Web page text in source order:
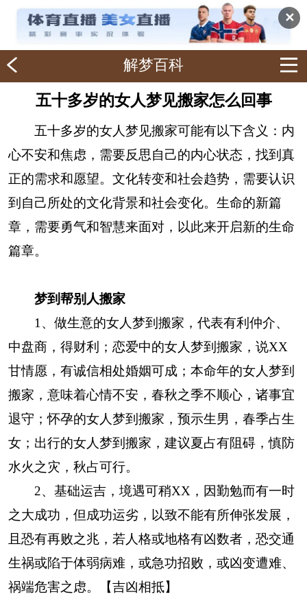
✕
解梦百科
五十多岁的女人梦见搬家怎么回事
五十多岁的女人梦见搬家可能有以下含义：内
心不安和焦虑，需要反思自己的内心状态，找到真
正的需求和愿望。文化转变和社会趋势，需要认识
到自己所处的文化背景和社会变化。生命的新篇
章，需要勇气和智慧来面对，以此来开启新的生命
篇章。
梦到帮别人搬家
1、做生意的女人梦到搬家，代表有利仲介、
中盘商，得财利；恋爱中的女人梦到搬家，说XX
甘情愿，有诚信相处婚姻可成；本命年的女人梦到
搬家，意味着心情不安，春秋之季不顺心，诸事宜
退守；怀孕的女人梦到搬家，预示生男，春季占生
女；出行的女人梦到搬家，建议夏占有阻碍，慎防
水火之灾，秋占可行。
2、基础运吉，境遇可稍XX，因勤勉而有一时
之大成功，但成功运劣，以致不能有所伸张发展，
且恐有再败之兆，若人格或地格有凶数者，恐交通
生祸或陷于体弱病难，或急功招败，或凶变遭难、
祸端危害之虑。【吉凶相抵】